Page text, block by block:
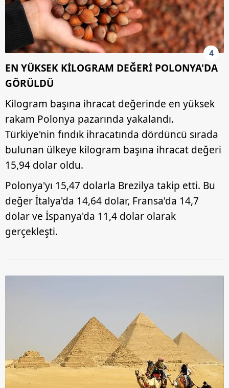
almak için lütfentıklayınız.
4
EN YÜKSEK KİLOGRAM DEĞERİ POLONYA'DA
GÖRÜLDÜ
Kilogram başına ihracat değerinde en yüksek
rakam Polonya pazarında yakalandı.
Türkiye'nin fındık ihracatında dördüncü sırada
bulunan ülkeye kilogram başına ihracat değeri
15,94 dolar oldu.
Polonya'yı 15,47 dolarla Brezilya takip etti. Bu
değer İtalya'da 14,64 dolar, Fransa'da 14,7
dolar ve İspanya'da 11,4 dolar olarak
gerçekleşti.